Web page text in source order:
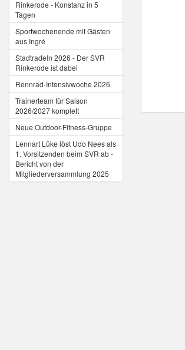
Rinkerode - Konstanz in 5
Tagen
Sportwochenende mit Gästen
aus Ingré
Stadtradeln 2026 - Der SVR
Rinkerode ist dabei
Rennrad-Intensivwoche 2026
Trainerteam für Saison
2026/2027 komplett
Neue Outdoor-Fitness-Gruppe
Lennart Lüke löst Udo Nees als
1. Vorsitzenden beim SVR ab -
Bericht von der
Mitgliederversammlung 2025